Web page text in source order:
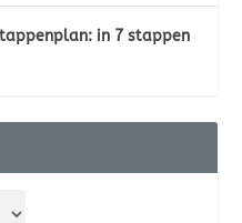
in 7 stappen